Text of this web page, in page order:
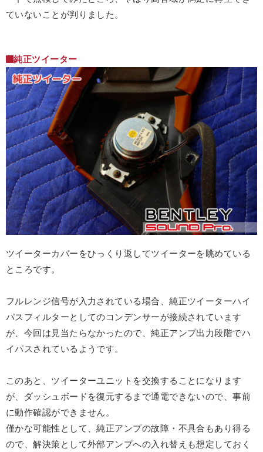
ていないことが判りました。
純正ツイーター
ツイーターカバーをひっくり返してツイーターを眺めている
ところです。
フルレンジ信号が入力されている場合、純正ツイーターハイ
パスフィルターとしてのコンデンサーが接続されています
が、今回は見当たらなかったので、純正アンプ出力段階でハ
イパスされているようです。
このあと、ツイーターユニットを交換することになります
が、ダッシュボードを復元するまで通電できないので、事前
に動作確認ができません。
僅かな可能性として、純正アンプの故障・不具合もあり得る
ので、解決策として外部アンプへの入れ替えも想定しておく